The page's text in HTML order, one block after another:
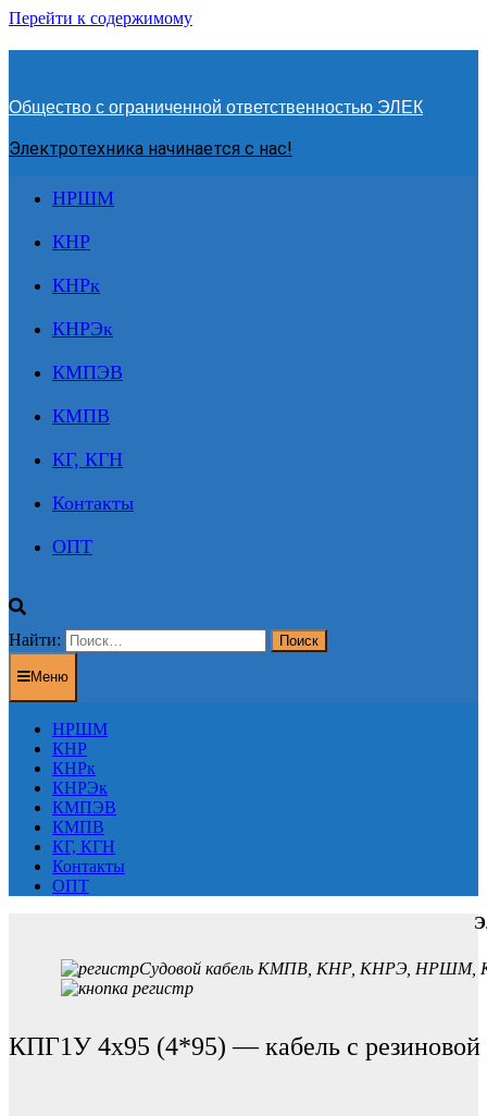
Перейти к содержимому
Общество с ограниченной ответственностью ЭЛЕК
Электротехника начинается с нас!
НРШМ
КНР
КНРк
КНРЭк
КМПЭВ
КМПВ
КГ, КГН
Контакты
ОПТ
Найти:
Меню
НРШМ
КНР
КНРк
КНРЭк
КМПЭВ
КМПВ
КГ, КГН
Контакты
ОПТ
Судовой кабель КМПВ, КНР, КНРЭ, НРШМ,
КПГ1У 4х95 (4*95) — кабель с резиновой